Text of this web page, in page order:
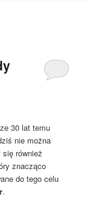
30 lat temu
nie można
również
znacząco
do tego celu
.